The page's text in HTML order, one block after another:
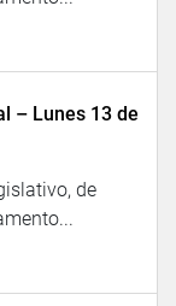
– Lunes 13 de
de